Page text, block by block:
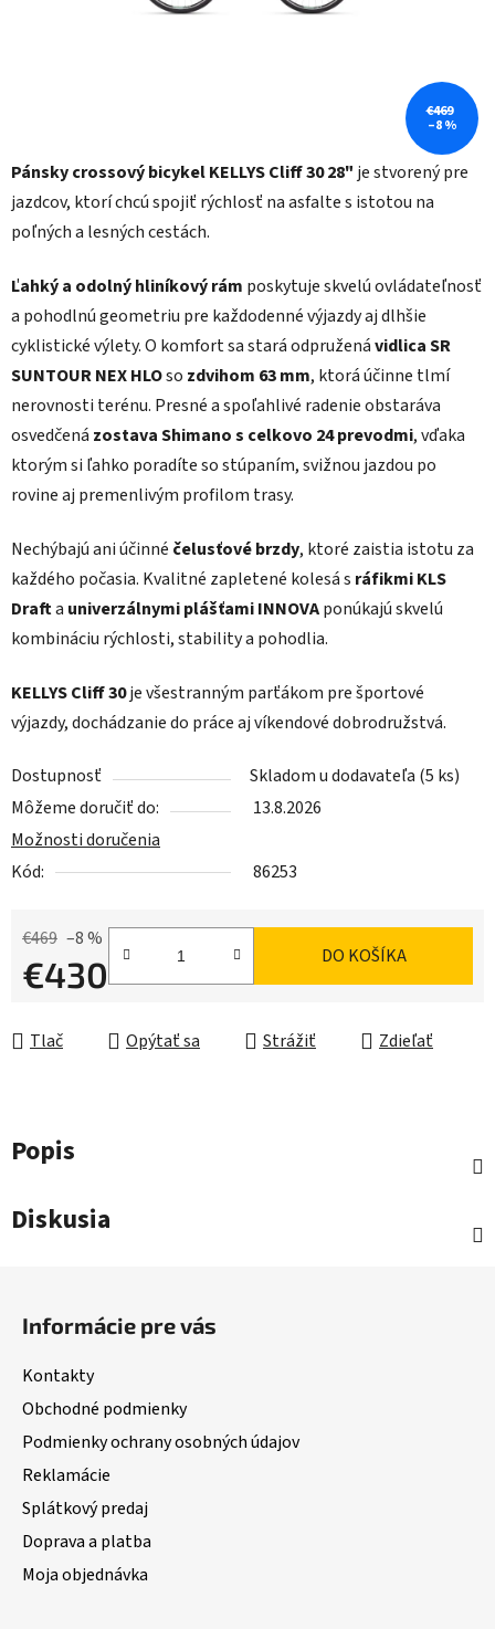
Pánsky crossový bicykel KELLYS Cliff 30 28" je stvorený pre
jazdcov, ktorí chcú spojiť rýchlosť na asfalte s istotou na
poľných a lesných cestách.
Ľahký a odolný hliníkový rám poskytuje skvelú ovládateľnosť
a pohodlnú geometriu pre každodenné výjazdy aj dlhšie
cyklistické výlety. O komfort sa stará odpruženávidlica SR
SUNTOUR NEX HLOso zdvihom 63 mm, ktorá účinne tlmí
nerovnosti terénu. Presné a spoľahlivé radenie obstaráva
osvedčená zostava Shimano s celkovo 24 prevodmi, vďaka
ktorým si ľahko poradíte so stúpaním, svižnou jazdou po
rovine aj premenlivým profilom trasy.
Nechýbajú ani účinné čelusťové brzdy, ktoré zaistia istotu za
každého počasia. Kvalitné zapletené kolesá s ráfikmi KLS
Drafta univerzálnymi plášťami INNOVAponúkajú skvelú
kombináciu rýchlosti, stability a pohodlia.
KELLYS Cliff 30je všestranným parťákom pre športové
výjazdy, dochádzanie do práce aj víkendové dobrodružstvá.
Dostupnosť Skladom u dodavateľa (5 ks)
Môžeme doručiť do:
13.8.2026
Možnosti doručenia
Kód:
86253
€469 –8 %
€430 DO KOŠÍKA
Tlač Opýtať sa Strážiť Zdieľať
€469
–8 %
Popis
Diskusia
Informácie pre vás
Kontakty
Obchodné podmienky
Podmienky ochrany osobných údajov
Reklamácie
Splátkový predaj
Doprava a platba
Moja objednávka